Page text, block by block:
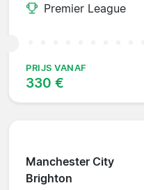
Premier League
PRIJS VANAF
330 €
Manchester City
Brighton